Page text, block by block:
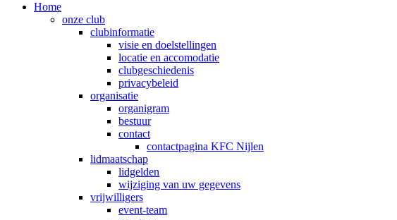
Home
onze club
clubinformatie
visie en doelstellingen
locatie en accomodatie
clubgeschiedenis
privacybeleid
organisatie
organigram
bestuur
contact
contactpagina KFC Nijlen
lidmaatschap
lidgelden
wijziging van uw gegevens
vrijwilligers
event-team